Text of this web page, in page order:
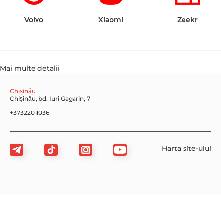
Volvo Xiaomi Zeekr
Mai multe detalii
Chișinău
Chișinău, bd. Iuri Gagarin, 7
+37322011036
Harta site-ului